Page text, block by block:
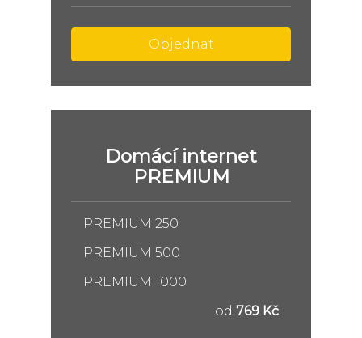
Objednat
Domácí internet
PREMIUM
PREMIUM 250
PREMIUM 500
PREMIUM 1000
od 769 Kč